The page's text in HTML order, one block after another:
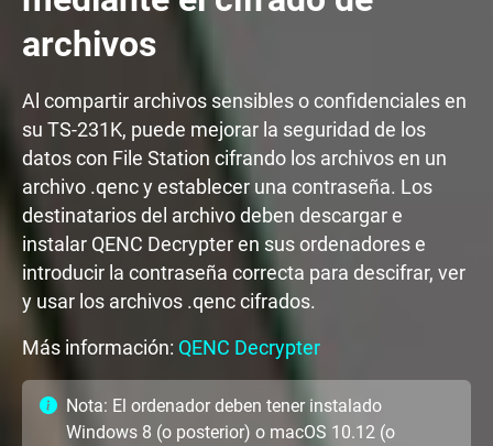
archivos
Al compartir archivos sensibles o confidenciales en
su TS-231K, puede mejorar la seguridad de los
datos con File Station cifrando los archivos en un
archivo .qenc y establecer una contraseña. Los
destinatarios del archivo deben descargar e
instalar QENC Decrypter en sus ordenadores e
introducir la contraseña correcta para descifrar, ver
y usar los archivos .qenc cifrados.
Más información: QENC Decrypter
Nota: El ordenador deben tener instalado
Windows 8 (o posterior) o macOS 10.12 (o